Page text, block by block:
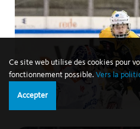
Ce site web utilise des cookies pour
fonctionnement possible. Vers la
Accepter